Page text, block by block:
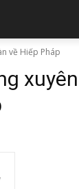
về Hiếp Pháp